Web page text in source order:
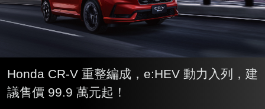
Honda CR-V 重整編成，e:HEV 動力入列，建
議售價 99.9 萬元起！